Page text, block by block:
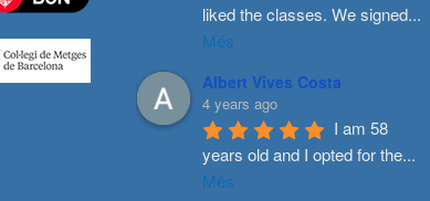
liked the classes. We signed...
Més
Albert Vives Costa
4 years ago
I am 58
years old and I opted for the...
Més